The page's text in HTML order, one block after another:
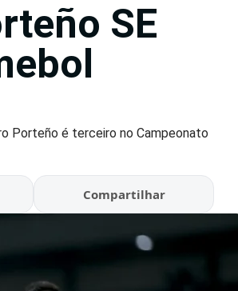
SE
Porteño é terceiro no Campeonato
Compartilhar